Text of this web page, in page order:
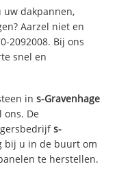
uw dakpannen,
Aarzel niet en
2092008. Bij ons
snel en
ins-Gravenhage
De
s-
bij u in de buurt om
te herstellen.